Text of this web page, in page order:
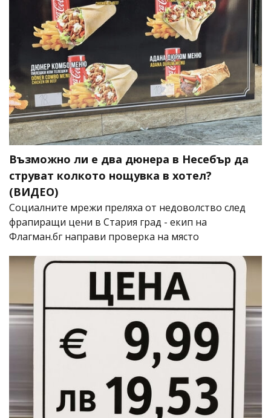
Възможно ли е два дюнера в Несебър да
струват колкото нощувка в хотел?
(ВИДЕО)
Социалните мрежи преляха от недоволство след
фрапиращи цени в Стария град - екип на
Флагман.бг направи проверка на място